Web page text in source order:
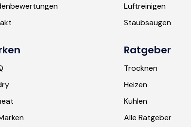
Luftreinigen
Staubsaugen
Ratgeber
Trocknen
Heizen
Kühlen
Alle Ratgeber